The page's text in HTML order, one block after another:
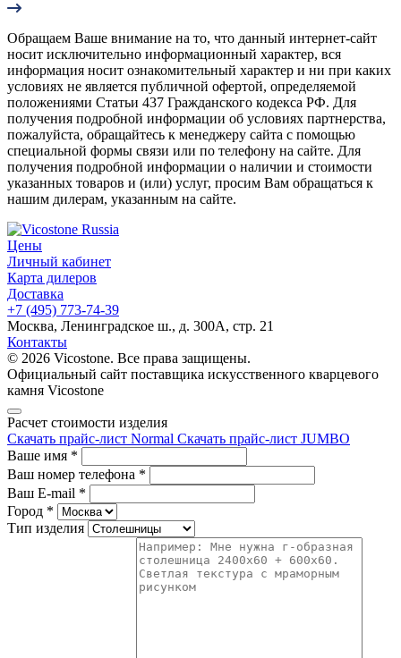
Обращаем Ваше внимание на то, что данный интернет-сайт
носит исключительно информационный характер, вся
информация носит ознакомительный характер и ни при каких
условиях не является публичной офертой, определяемой
положениями Статьи 437 Гражданского кодекса РФ. Для
получения подробной информации об условиях партнерства,
пожалуйста, обращайтесь к менеджеру сайта с помощью
специальной формы связи или по телефону на сайте. Для
получения подробной информации о наличии и стоимости
указанных товаров и (или) услуг, просим Вам обращаться к
нашим дилерам, указанным на сайте.
Цены
Личный кабинет
Карта дилеров
Доставка
+7 (495) 773-74-39
Москва, Ленинградское ш., д. 300А, стр. 21
Контакты
© 2026 Vicostone. Все права защищены.
Официальный сайт поставщика искусственного кварцевого
камня Vicostone
Расчет стоимости изделия
Скачать прайс-лист Normal Скачать прайс-лист JUMBO
Ваше имя *
Ваш номер телефона *
Ваш E-mail *
Город *
Тип изделия